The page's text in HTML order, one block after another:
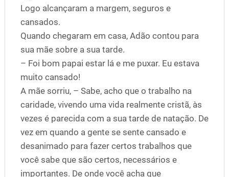
Logo alcançaram a margem, seguros e
cansados.
Quando chegaram em casa, Adão contou para
sua mãe sobre a sua tarde.
– Foi bom papai estar lá e me puxar. Eu estava
muito cansado!
A mãe sorriu, – Sabe, acho que o trabalho na
caridade, vivendo uma vida realmente cristã, às
vezes é parecida com a sua tarde de natação. De
vez em quando a gente se sente cansado e
desanimado para fazer certos trabalhos que
você sabe que são certos, necessários e
importantes. De onde você acha que